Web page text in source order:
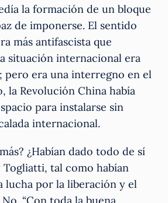
la formación de un bloque
de imponerse. El sentido
más antifascista que
situación internacional era
pero era una interregno en el
la Revolución China había
para instalarse sin
internacional.
¿Habían dado todo de sí
Togliatti, tal como habían
lucha por la liberación y el
“Con toda la buena